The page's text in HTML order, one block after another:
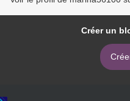
Créer un